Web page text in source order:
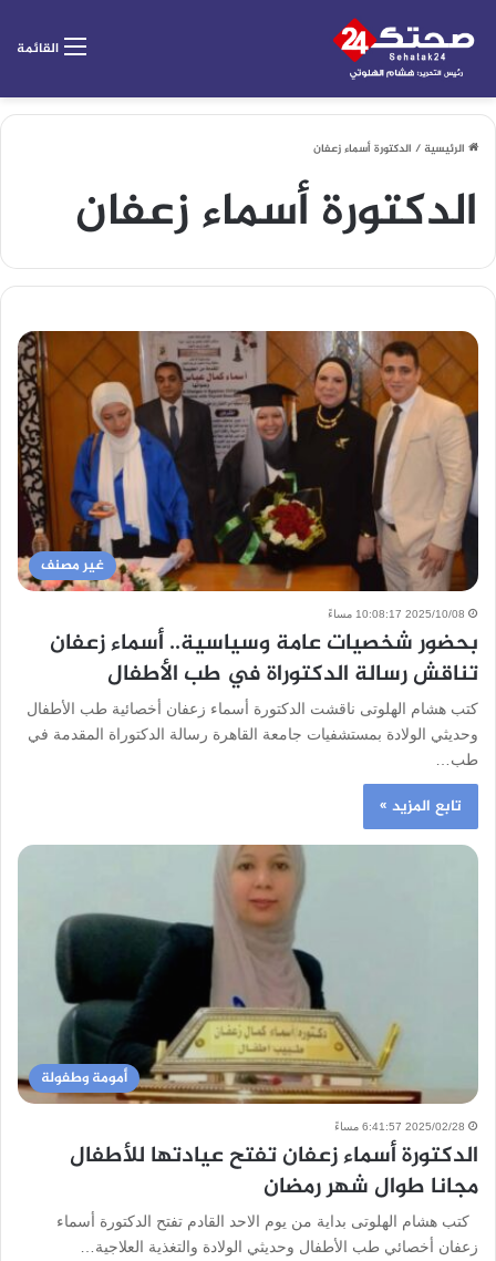
القائمة
الرئيسية/ الدكتورة أسماء زعفان
الدكتورة أسماء زعفان
غير مصنف
2025/10/08 10:08:17 مساءً
بحضور شخصيات عامة وسياسية.. أسماء زعفان
تناقش رسالة الدكتوراة في طب الأطفال
كتب هشام الهلوتى ناقشت الدكتورة أسماء زعفان أخصائية طب الأطفال
وحديثي الولادة بمستشفيات جامعة القاهرة رسالة الدكتوراة المقدمة في
طب…
تابع المزيد »
أمومة وطفولة
2025/02/28 6:41:57 مساءً
الدكتورة أسماء زعفان تفتح عيادتها للأطفال
مجانا طوال شهر رمضان
كتب هشام الهلوتى بداية من يوم الاحد القادم تفتح الدكتورة أسماء
زعفان أخصائي طب الأطفال وحديثي الولادة والتغذية العلاجية…